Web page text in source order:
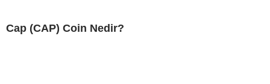
Cap (CAP) Coin Nedir?